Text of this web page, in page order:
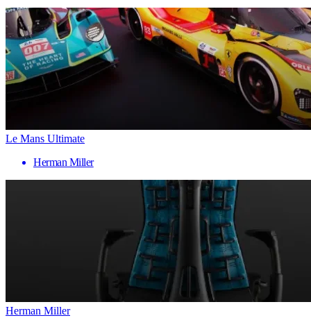
Le Mans Ultimate
Herman Miller
Herman Miller